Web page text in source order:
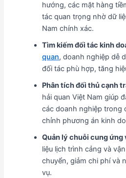
hướng, các mặt hàng
tác quan trọng nhờ dữ
Nam chính xác.
Tìm kiếm đối tác kinh
quan, doanh nghiệp dễ
đối tác phù hợp, tăng
Phân tích đối thủ cạnh
hải quan Việt Nam giúp
các doanh nghiệp trong
chỉnh phương án kinh
Quản lý chuỗi cung
liệu lịch trình cảng và
chuyển, giảm chi phí và
vụ.